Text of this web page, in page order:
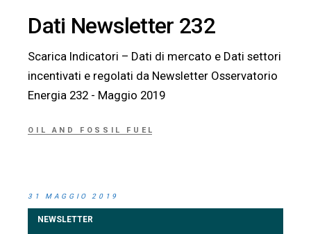
Dati Newsletter 232
Scarica Indicatori – Dati di mercato e Dati settori
incentivati e regolati da Newsletter Osservatorio
Energia 232 - Maggio 2019
OIL AND FOSSIL FUEL
31 MAGGIO 2019
NEWSLETTER